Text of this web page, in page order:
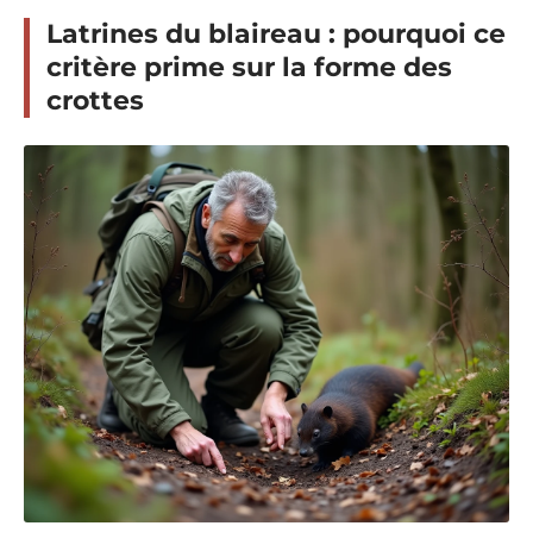
Latrines du blaireau : pourquoi ce
critère prime sur la forme des
crottes